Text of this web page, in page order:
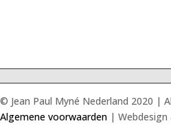
© Jean Paul Myné Nederland 2020 |
Algemene voorwaarden |